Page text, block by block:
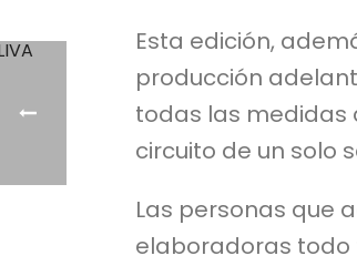
Esta edición,
producción
todas las medidas
circuito de un solo
Las personas que
elaboradoras todo